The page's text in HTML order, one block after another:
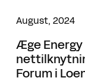
August, 2024
Æge
Forum i